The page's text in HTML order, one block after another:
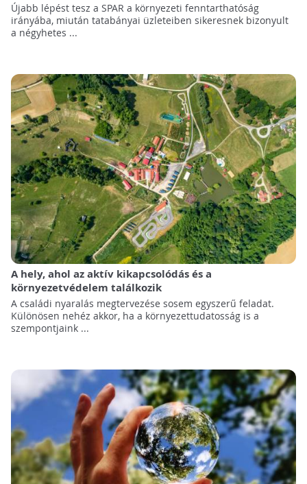
Újabb lépést tesz a SPAR a környezeti fenntarthatóság
irányába, miután tatabányai üzleteiben sikeresnek bizonyult
a négyhetes ...
A hely, ahol az aktív kikapcsolódás és a
környezetvédelem találkozik
A családi nyaralás megtervezése sosem egyszerű feladat.
Különösen nehéz akkor, ha a környezettudatosság is a
szempontjaink ...